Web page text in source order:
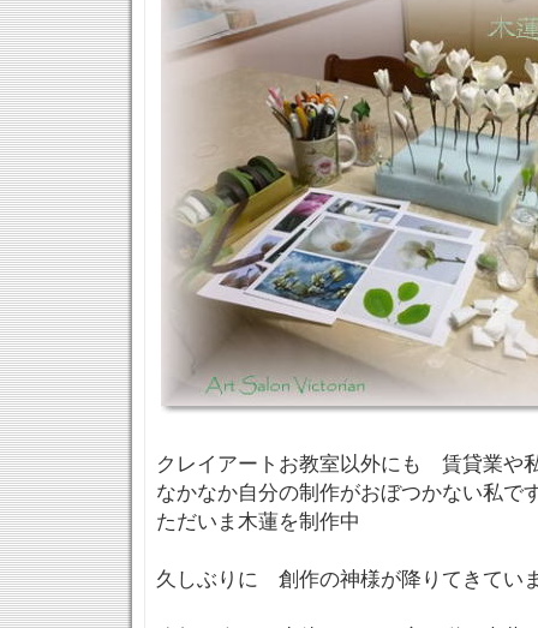
クレイアートお教室以外にも 賃貸業や
なかなか自分の制作がおぼつかない私で
ただいま木蓮を制作中
久しぶりに 創作の神様が降りてきてい